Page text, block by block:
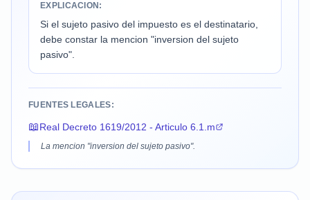
EXPLICACION:
Si el sujeto pasivo del impuesto es el destinatario,
debe constar la mencion "inversion del sujeto
pasivo".
FUENTES LEGALES:
📖Real Decreto 1619/2012 - Articulo 6.1.m
La mencion "inversion del sujeto pasivo".